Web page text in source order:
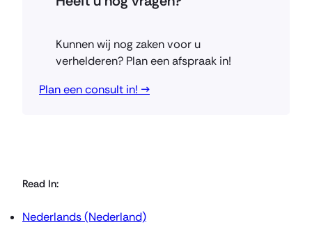
Kunnen wij nog zaken voor u
verhelderen? Plan een afspraak in!
Plan een consult in! →
Read In:
Nederlands (Nederland)